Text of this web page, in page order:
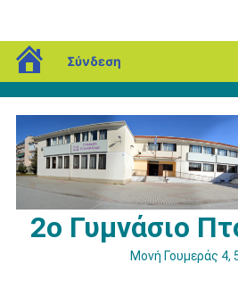
blogs.sch.gr
Σύνδεση
Μεταπηδήστε
στο
περιεχόμενο
2ο Γυμνάσιο
Μονή Γουμεράς 4,